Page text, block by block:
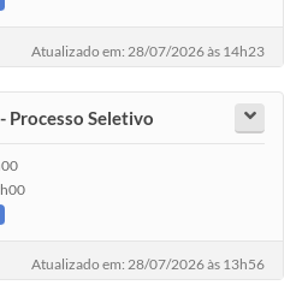
Atualizado em: 28/07/2026 às 14h23
Processo Seletivo
Atualizado em: 28/07/2026 às 13h56